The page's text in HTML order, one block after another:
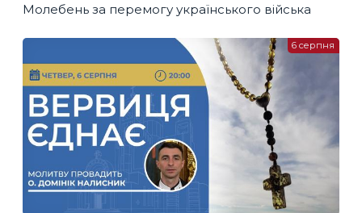
Молебень за перемогу українського війська
6 серпня